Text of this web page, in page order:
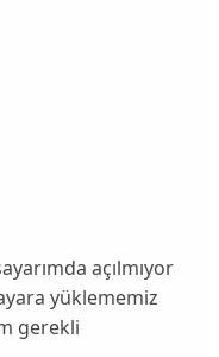
açılmıyor
yüklememiz
gerekli